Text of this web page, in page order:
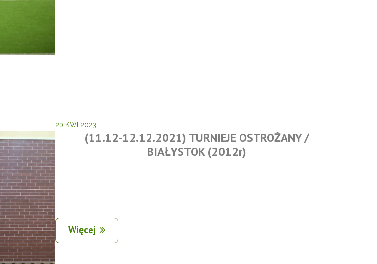
20 KWI 2023
(11.12-12.12.2021) TURNIEJE OSTROŻANY /
BIAŁYSTOK (2012r)
Więcej